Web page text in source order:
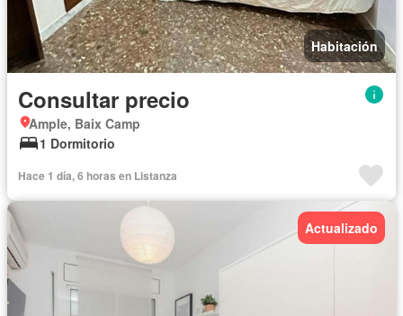
Habitación
Consultar precio
Ample, Baix Camp
1 Dormitorio
Hace 1 día, 6 horas en Listanza
Actualizado